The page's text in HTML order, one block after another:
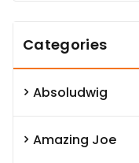
Categories
Absoludwig
Amazing Joe